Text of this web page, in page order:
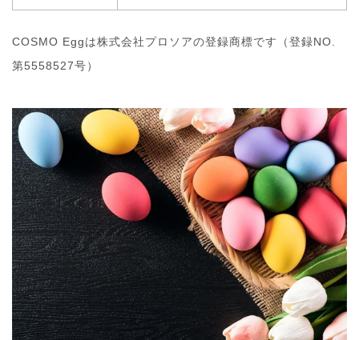
COSMO Eggは株式会社プロソアの登録商標です（登録NO.
第5558527号）